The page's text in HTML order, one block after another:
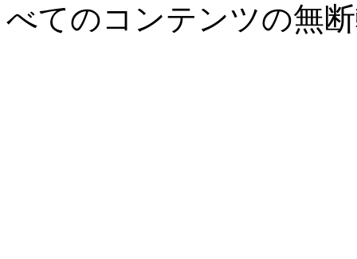
べてのコンテンツの無